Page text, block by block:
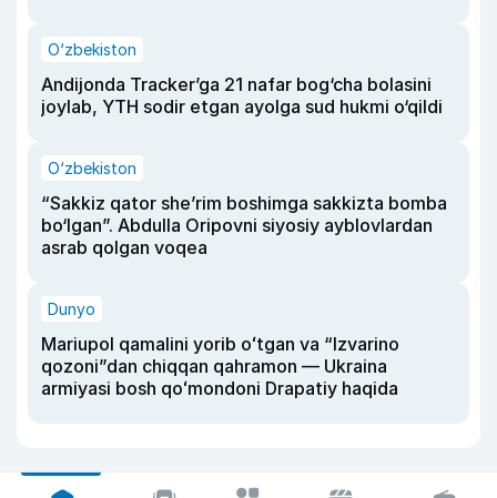
O‘zbekiston
Andijonda Tracker’ga 21 nafar bog‘cha bolasini
joylab, YTH sodir etgan ayolga sud hukmi o‘qildi
O‘zbekiston
“Sakkiz qator she’rim boshimga sakkizta bomba
bo‘lgan”. Abdulla Oripovni siyosiy ayblovlardan
asrab qolgan voqea
Dunyo
Mariupol qamalini yorib oʻtgan va “Izvarino
qozoni”dan chiqqan qahramon — Ukraina
armiyasi bosh qoʻmondoni Drapatiy haqida